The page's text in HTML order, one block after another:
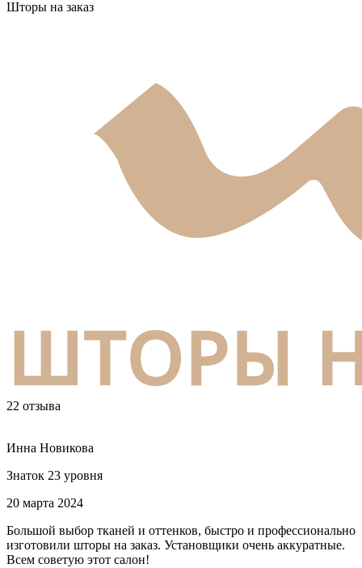
Шторы на заказ
22 отзыва
Инна Новикова
Знаток 23 уровня
20 марта 2024
Большой выбор тканей и оттенков, быстро и профессионально
изготовили шторы на заказ. Установщики очень аккуратные.
Всем советую этот салон!